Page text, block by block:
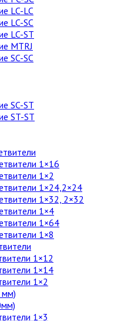
LC-LC
LC-SC
LC-ST
MTRJ
SC-SC
SC-ST
ST-ST
1×16
1×2
1×24,2×24
1×32, 2×32
1×4
1×64
1×8
1×12
1×14
1×2
мм)
1×3